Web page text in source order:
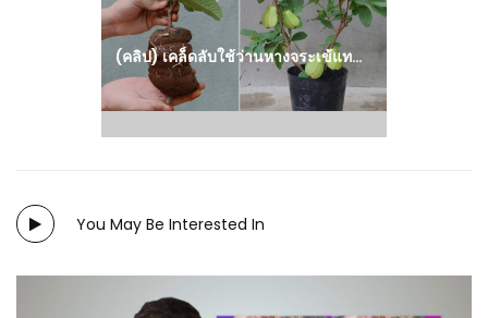
(คลิป) เคล็ดลับใช้ว่านหางจระเข้แทนน้ำยาเร่งราก ในการตอนกิ่งฝรั่ง : วีดีโอ เกษตร
You May Be Interested In